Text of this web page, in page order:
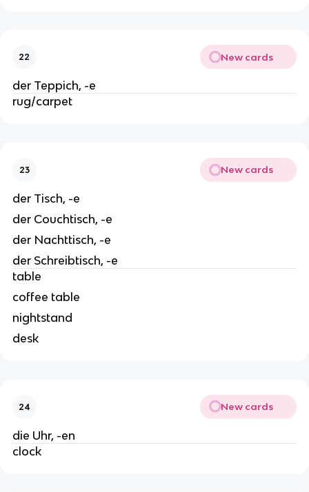
22 New cards
der Teppich, -e
rug/carpet
23 New cards
der Tisch, -e
der Couchtisch, -e
der Nachttisch, -e
der Schreibtisch, -e
table
coffee table
nightstand
desk
24 New cards
die Uhr, -en
clock